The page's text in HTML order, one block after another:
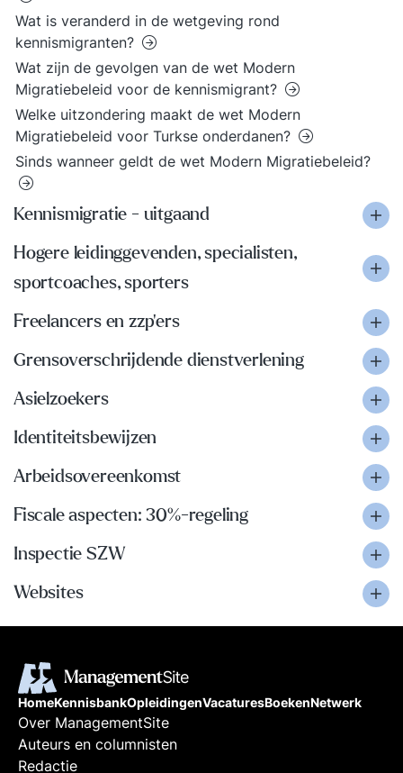
Wat is veranderd in de wetgeving rond
kennismigranten?
Wat zijn de gevolgen van de wet Modern
Migratiebeleid voor de kennismigrant?
Welke uitzondering maakt de wet Modern
Migratiebeleid voor Turkse onderdanen?
Sinds wanneer geldt de wet Modern Migratiebeleid?
Kennismigratie - uitgaand
Hogere leidinggevenden, specialisten,
sportcoaches, sporters
Freelancers en zzp'ers
Grensoverschrijdende dienstverlening
Asielzoekers
Identiteitsbewijzen
Arbeidsovereenkomst
Fiscale aspecten: 30%-regeling
Inspectie SZW
Websites
HomeKennisbankOpleidingenVacaturesBoekenNetwerk
Over ManagementSite
Auteurs en columnisten
Redactie